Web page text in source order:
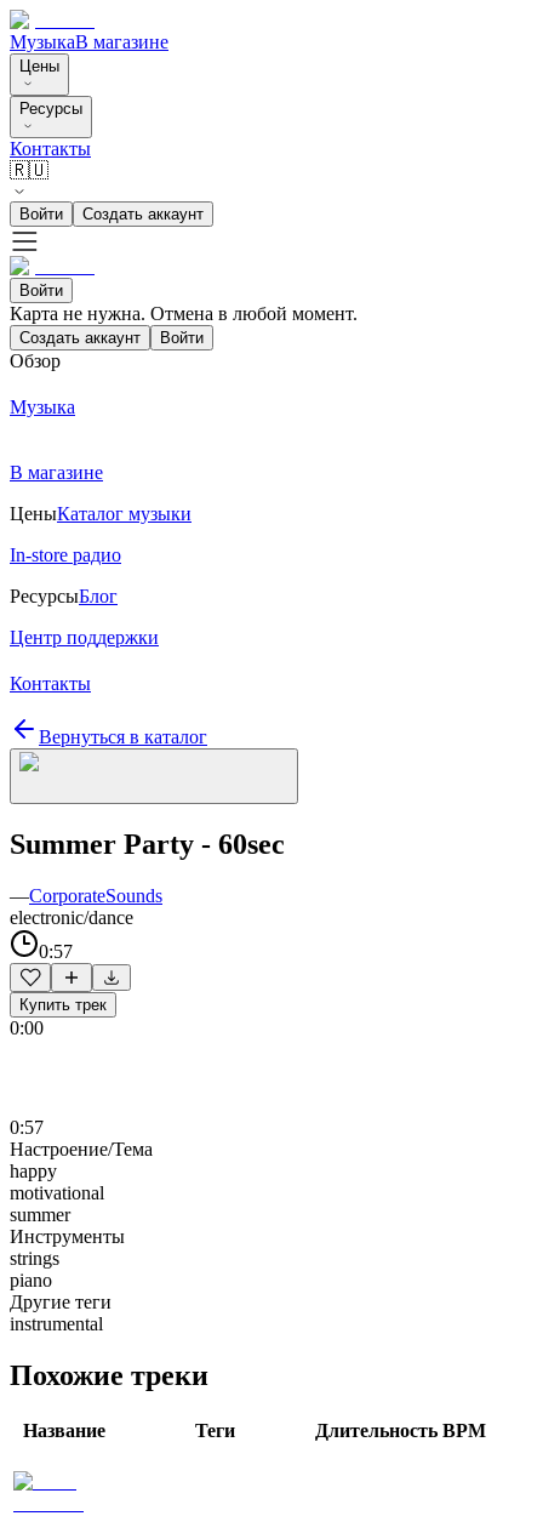
МузыкаВ магазине
Цены
Ресурсы
Контакты
🇷🇺
Войти Создать аккаунт
Войти
Карта не нужна. Отмена в любой момент.
Создать аккаунт Войти
Обзор
Музыка
В магазине
ЦеныКаталог музыки
In-store радио
РесурсыБлог
Центр поддержки
Контакты
Вернуться в каталог
Summer Party - 60sec
—CorporateSounds
electronic/dance
0:57
Купить трек
0:00
0:57
Настроение/Тема
happy
motivational
summer
Инструменты
strings
piano
Другие теги
instrumental
Похожие треки
Название Теги Длительность BPM